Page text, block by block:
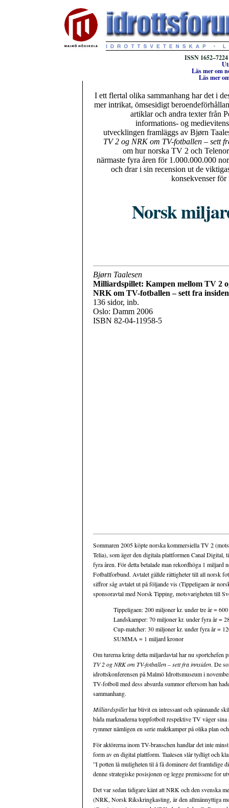
ISSN
Läs mer om
Läs mer
I ett flertal olika sammanhang har det i
mer intrikat, ömsesidigt
artiklar och andra texter från
informations- og
utvecklingen framläggs av Bjørn
TV 2 og NRK om TV-fotballen – sett
om hur norska TV 2 och
närmaste fyra åren för 1.000.000.000
och drar i sin recension ut de
konsekvenser
Norsk
Bjørn Taalesen
Milliardspillet: Kampen mellom TV 2
NRK om TV-fotballen – sett fra insiden
136 sidor, inb.
Oslo: Damm 2006
ISBN 82-04-11958-5
Sommaren 2005 köpte norska kommersiella TV 2
Telia), som äger den digitala plattformen Canal Digital,
fyra åren. För detta betalade man rekordhöga 1
Fotballforbund. Avtalet gällde rättigheter till all norsk
siffror såg avtalet ut på följande vis (Tippeligaen är
sponsoravtal med Norsk Tipping, motsvarigheten till
Tippeligaen: 200 miljoner kr. under tre år =
Landskamper: 70 miljoner kr. under fyra år =
Cup-matcher: 30 miljoner kr. under fyra år =
SUMMA = 1 miljard kronor
Om turerna kring detta miljardavtal har nu
TV 2 og NRK om TV-fotballen – sett fra innsiden. De
idrottskonferensen på Malmö Idrottsmuseum i
TV-fotboll med dess absurda summor eftersom han
sammanhang.
Milliardspillethar blivit en intressant och spännande
båda marknaderna toppfotboll respektive TV väger
rymmer nämligen en serie maktkamper på olika plan
För aktörerna inom TV-branschen handlar det inte
form av en digital plattform. Taalesen slår tydligt och
”I potten lå muligheten til å få dominere det framtidige
denne strategiske posisjonen og legge premissene for
Det var sedan tidigare känt att NRK och den svenska
(NRK, Norsk Rikskringkasting, är den allmännyttiga